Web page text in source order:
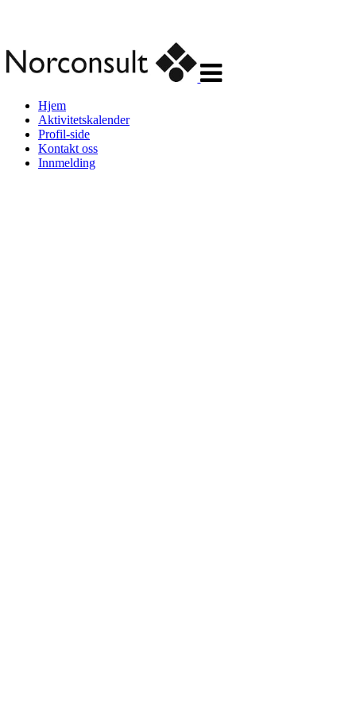
navigasjon
Hjem
Aktivitetskalender
Profil-side
Kontakt oss
Innmelding